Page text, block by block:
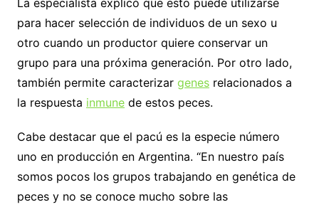
La especialista explicó que esto puede utilizarse
para hacer selección de individuos de un sexo u
otro cuando un productor quiere conservar un
grupo para una próxima generación. Por otro lado,
también permite caracterizar genesrelacionados a
la respuesta inmunede estos peces.
Cabe destacar que el pacú es la especie número
uno en producción en Argentina. “En nuestro país
somos pocos los grupos trabajando en genética de
peces y no se conoce mucho sobre las